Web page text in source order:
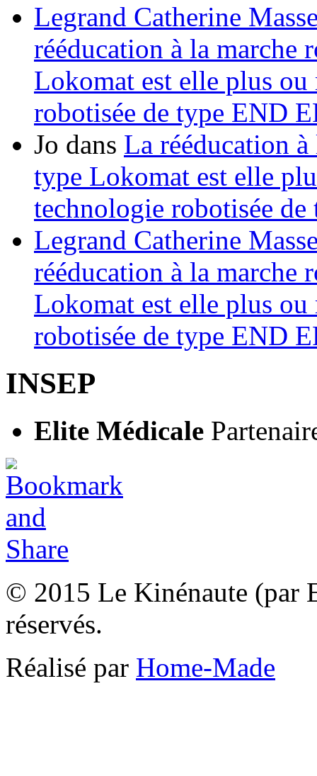
Legrand Catherine
rééducation à la marche
Lokomat est elle plus
robotisée de type END
Jo dans La rééducation
type Lokomat est elle
technologie robotisée
Legrand Catherine
rééducation à la marche
Lokomat est elle plus
robotisée de type END
INSEP
Elite Médicale
© 2015 Le Kinénaute (par
réservés.
Réalisé par Home-Made